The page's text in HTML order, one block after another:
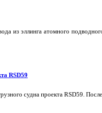
из эллинга атомного
RSD59
судна проекта RSD59.